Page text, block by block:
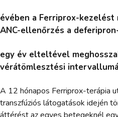
évében a Ferriprox-kezelést
ANC-ellenőrzés a
egy év elteltével
vérátömlesztési
A 12 hónapos Ferriprox-terápia
transzfúziós látogatások idején